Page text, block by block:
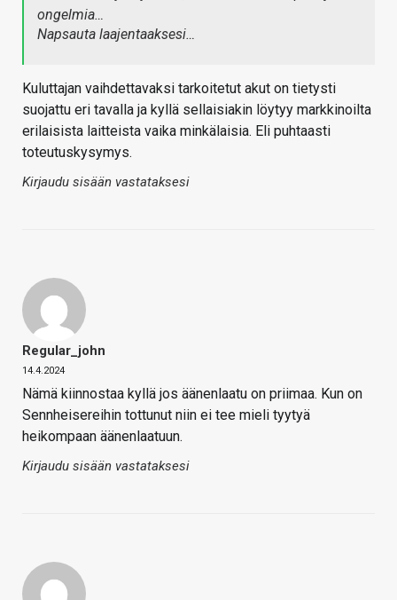
ongelmia…
Napsauta laajentaaksesi…
Kuluttajan vaihdettavaksi tarkoitetut akut on tietysti
suojattu eri tavalla ja kyllä sellaisiakin löytyy markkinoilta
erilaisista laitteista vaika minkälaisia. Eli puhtaasti
toteutuskysymys.
Kirjaudu sisään vastataksesi
Regular_john
14.4.2024
Nämä kiinnostaa kyllä jos äänenlaatu on priimaa. Kun on
Sennheisereihin tottunut niin ei tee mieli tyytyä
heikompaan äänenlaatuun.
Kirjaudu sisään vastataksesi